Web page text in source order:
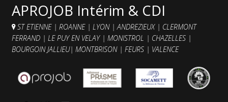
APROJOB Intérim & CDI
ST ETIENNE| ROANNE | LYON |ANDREZIEUX | CLERMONT
FERRAND | LE PUY EN VELAY| MONISTROL | CHAZELLES |
BOURGOIN JALLIEU| MONTBRISON | FEURS | VALENCE